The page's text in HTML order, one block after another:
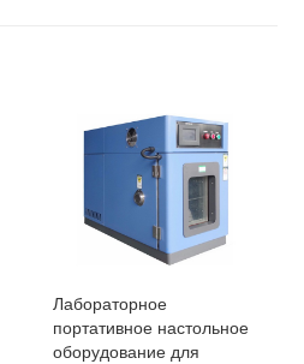
Лабораторное
портативное настольное
оборудование для